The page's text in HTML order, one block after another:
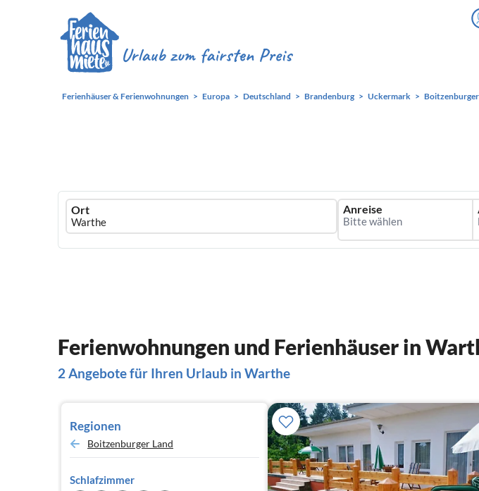
Ferienhäuser & Ferienwohnungen Europa Deutschland Brandenburg Uckermark Boitzenburger
Ferienhausmiete
logo
Ort Anreise
Ferienwohnungen und Ferienhäuser in
2 Angebote für Ihren Urlaub in Warthe
Regionen
Boitzenburger Land
Schlafzimmer